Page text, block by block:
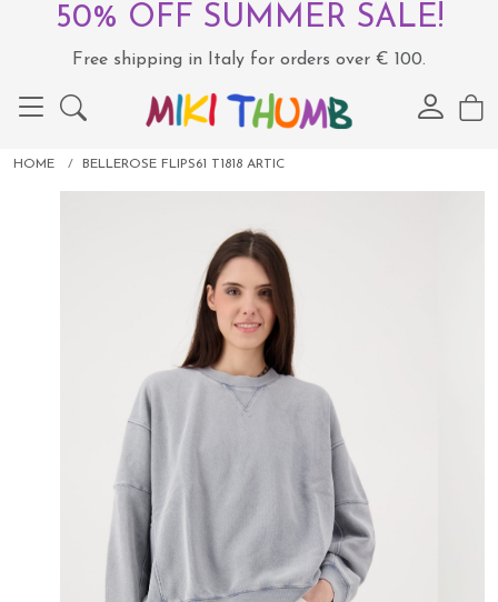
50% OFF SUMMER SALE!
Free shipping in Italy for orders over € 100.
HOME BELLEROSE FLIPS61 T1818 ARTIC